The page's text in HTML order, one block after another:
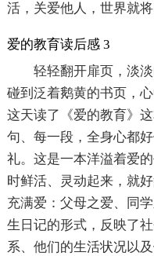
活，关爱他人，世界就
爱的教育读后感 3
轻轻翻开扉页，淡
碰到泛着鹅黄的书页，
这天读了《爱的教育》
句、每一段，全身心都
礼。这是一本洋溢着爱
时鲜活、灵动起来，就
充满爱：父母之爱、同
生日记的形式，反映了
系、他们的生活状况以